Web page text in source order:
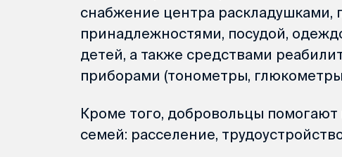
снабжение центра раскладушками,
принадлежностями, посудой,
детей, а также средствами
приборами (тонометры,
Кроме того, добровольцы
семей: расселение,